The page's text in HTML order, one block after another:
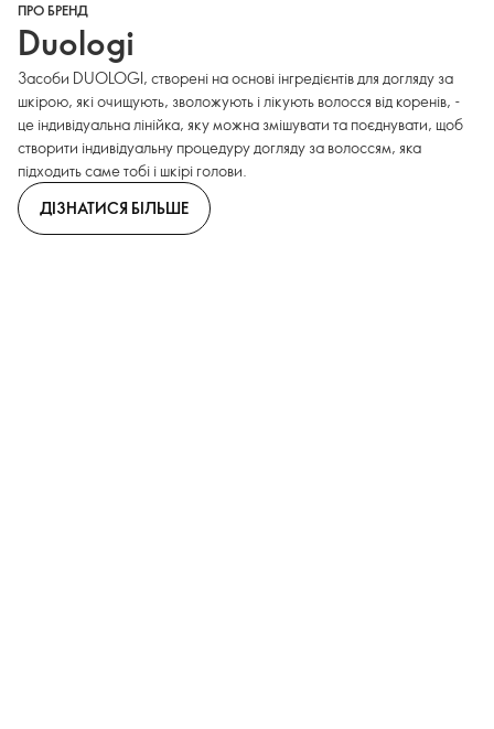
ПРО БРЕНД
Duologi
Засоби DUOLOGI, створені на основі інгредієнтів для догляду за
шкірою, які очищують, зволожують і лікують волосся від коренів, -
це індивідуальна лінійка, яку можна змішувати та поєднувати, щоб
створити індивідуальну процедуру догляду за волоссям, яка
підходить саме тобі і шкірі голови.
ДІЗНАТИСЯ БІЛЬШЕ